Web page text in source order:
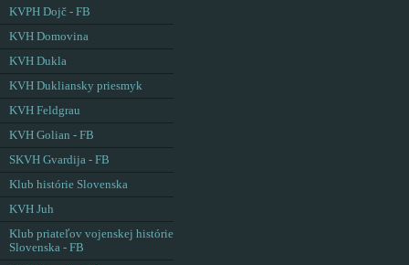
KVPH Dojč - FB
KVH Domovina
KVH Dukla
KVH Dukliansky priesmyk
KVH Feldgrau
KVH Golian - FB
SKVH Gvardija - FB
Klub histórie Slovenska
KVH Juh
Klub priateľov vojenskej histórie
Slovenska - FB